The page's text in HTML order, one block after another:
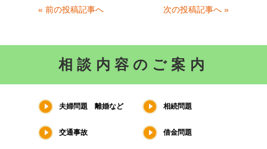
« 前の投稿記事へ 次の投稿記事へ »
相談内容のご案内
夫婦問題 離婚など 相続問題
交通事故 借金問題